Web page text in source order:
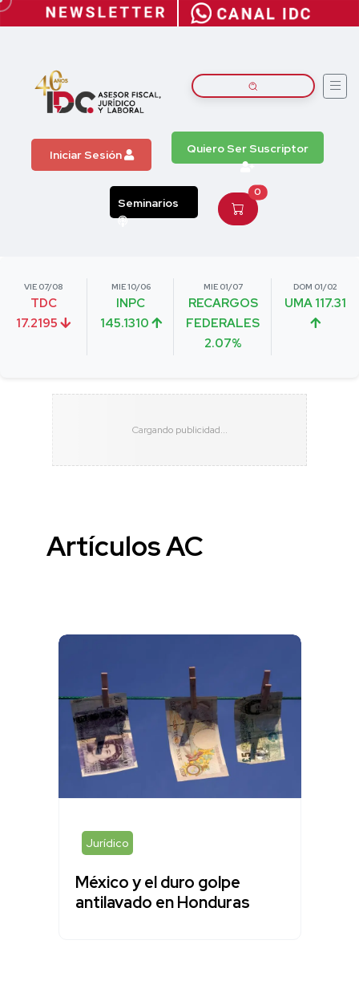
Iniciar Sesión Quiero Ser Suscriptor
Seminarios
0
VIE 07/08
TDC
17.2195
MIE 10/06
INPC
145.1310
MIE 01/07
RECARGOS
FEDERALES
2.07%
DOM 01/02
UMA 117.31
Artículos AC
Jurídico
México y el duro golpe
antilavado en Honduras